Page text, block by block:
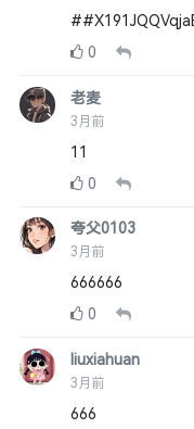
0
老麦
3月前
11
0
夸父0103
3月前
666666
0
liuxiahuan
3月前
666